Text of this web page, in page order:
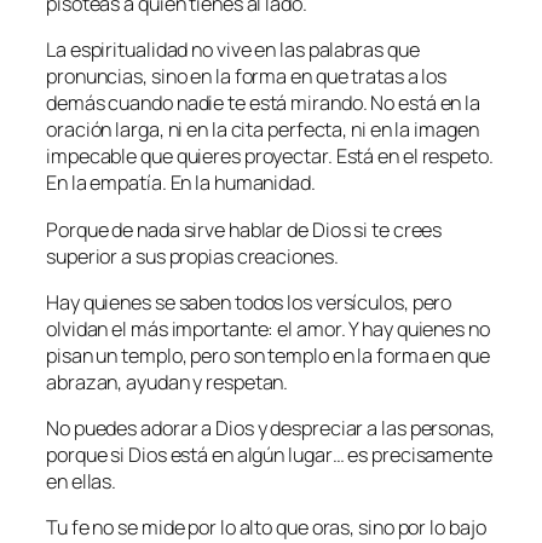
La espiritualidad no vive en las palabras que
pronuncias, sino en la forma en que tratas a los
demás cuando nadie te está mirando. No está en la
oración larga, ni en la cita perfecta, ni en la imagen
impecable que quieres proyectar. Está en el respeto.
En la empatía. En la humanidad.
Porque de nada sirve hablar de Dios si te crees
superior a sus propias creaciones.
Hay quienes se saben todos los versículos, pero
olvidan el más importante: el amor. Y hay quienes no
pisan un templo, pero son templo en la forma en que
abrazan, ayudan y respetan.
No puedes adorar a Dios y despreciar a las personas,
porque si Dios está en algún lugar… es precisamente
en ellas.
Tu fe no se mide por lo alto que oras, sino por lo bajo